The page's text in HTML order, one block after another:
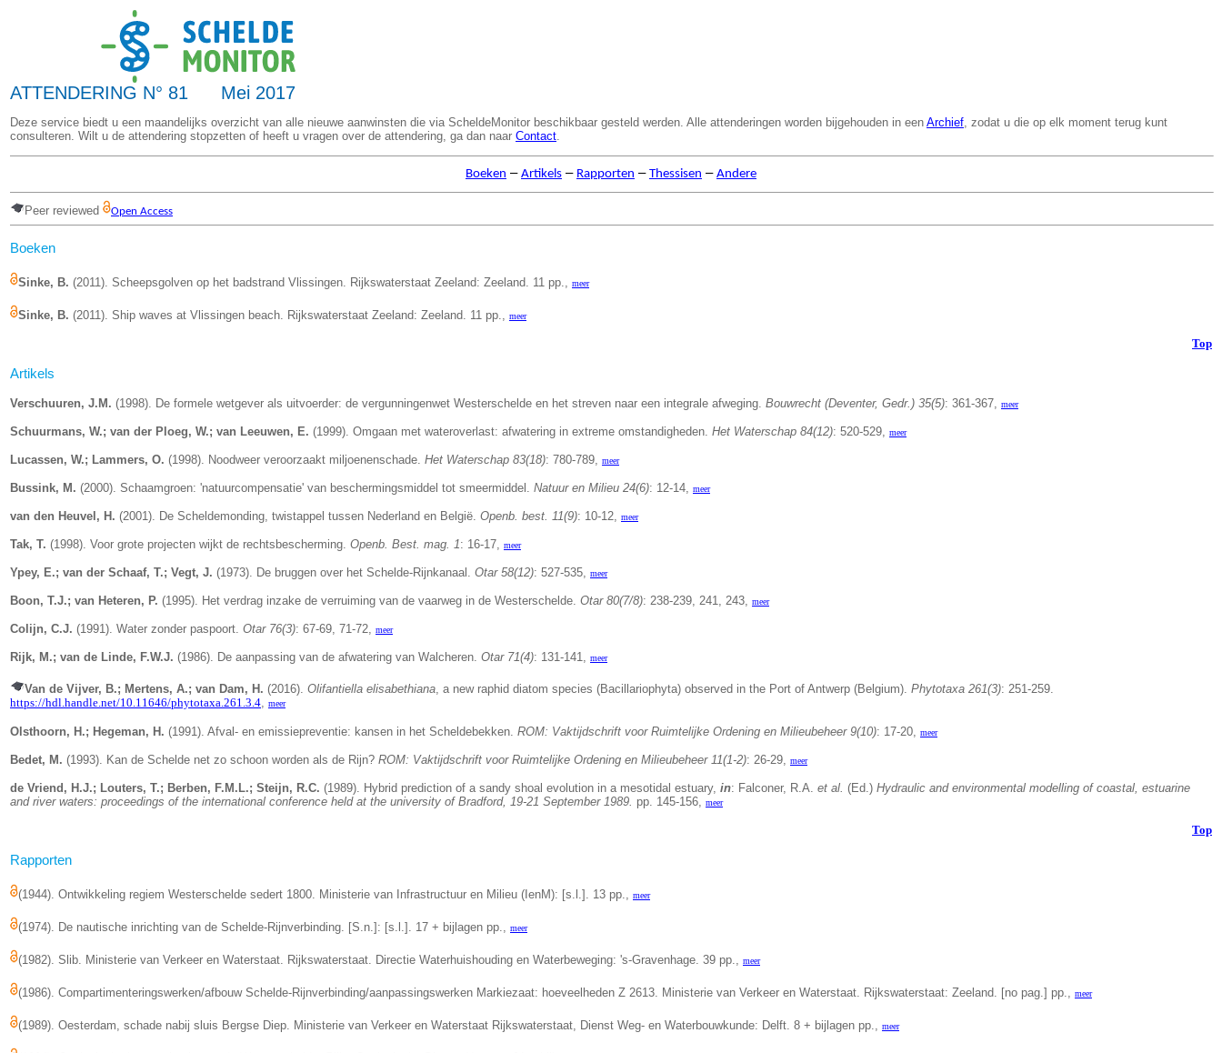
ATTENDERING N° 81 Mei 2017
Deze service biedt u een maandelijks overzicht van alle nieuwe aanwinsten die via ScheldeMonitor beschikbaar gesteld werden. Alle attenderingen worden bijgehouden in een Archief, zodat u die op elk moment terug kunt
consulteren. Wilt u de attendering stopzetten of heeft u vragen over de attendering, ga dan naar Contact.
Boeken – Artikels – Rapporten – Thessisen – Andere
Peer reviewed Open Access
Boeken
Sinke, B. (2011). Scheepsgolven op het badstrand Vlissingen. Rijkswaterstaat Zeeland: Zeeland. 11 pp., meer
Sinke, B. (2011). Ship waves at Vlissingen beach. Rijkswaterstaat Zeeland: Zeeland. 11 pp., meer
Top
Artikels
Verschuuren, J.M. (1998). De formele wetgever als uitvoerder: de vergunningenwet Westerschelde en het streven naar een integrale afweging. Bouwrecht (Deventer, Gedr.) 35(5): 361-367, meer
Schuurmans, W.; van der Ploeg, W.; van Leeuwen, E. (1999). Omgaan met wateroverlast: afwatering in extreme omstandigheden. Het Waterschap 84(12): 520-529, meer
Lucassen, W.; Lammers, O. (1998). Noodweer veroorzaakt miljoenenschade. Het Waterschap 83(18): 780-789, meer
Bussink, M. (2000). Schaamgroen: 'natuurcompensatie' van beschermingsmiddel tot smeermiddel. Natuur en Milieu 24(6): 12-14, meer
van den Heuvel, H. (2001). De Scheldemonding, twistappel tussen Nederland en België. Openb. best. 11(9): 10-12, meer
Tak, T. (1998). Voor grote projecten wijkt de rechtsbescherming. Openb. Best. mag. 1: 16-17, meer
Ypey, E.; van der Schaaf, T.; Vegt, J. (1973). De bruggen over het Schelde-Rijnkanaal. Otar 58(12): 527-535, meer
Boon, T.J.; van Heteren, P. (1995). Het verdrag inzake de verruiming van de vaarweg in de Westerschelde. Otar 80(7/8): 238-239, 241, 243, meer
Colijn, C.J. (1991). Water zonder paspoort. Otar 76(3): 67-69, 71-72, meer
Rijk, M.; van de Linde, F.W.J. (1986). De aanpassing van de afwatering van Walcheren. Otar 71(4): 131-141, meer
Van de Vijver, B.; Mertens, A.; van Dam, H. (2016). Olifantiella elisabethiana, a new raphid diatom species (Bacillariophyta) observed in the Port of Antwerp (Belgium). Phytotaxa 261(3): 251-259.
https://hdl.handle.net/10.11646/phytotaxa.261.3.4, meer
Olsthoorn, H.; Hegeman, H. (1991). Afval- en emissiepreventie: kansen in het Scheldebekken. ROM: Vaktijdschrift voor Ruimtelijke Ordening en Milieubeheer 9(10): 17-20, meer
Bedet, M. (1993). Kan de Schelde net zo schoon worden als de Rijn? ROM: Vaktijdschrift voor Ruimtelijke Ordening en Milieubeheer 11(1-2): 26-29, meer
de Vriend, H.J.; Louters, T.; Berben, F.M.L.; Steijn, R.C. (1989). Hybrid prediction of a sandy shoal evolution in a mesotidal estuary, in: Falconer, R.A. et al. (Ed.) Hydraulic and environmental modelling of coastal, estuarine
and river waters: proceedings of the international conference held at the university of Bradford, 19-21 September 1989. pp. 145-156, meer
Top
Rapporten
(1944). Ontwikkeling regiem Westerschelde sedert 1800. Ministerie van Infrastructuur en Milieu (IenM): [s.l.]. 13 pp., meer
(1974). De nautische inrichting van de Schelde-Rijnverbinding. [S.n.]: [s.l.]. 17 + bijlagen pp., meer
(1982). Slib. Ministerie van Verkeer en Waterstaat. Rijkswaterstaat. Directie Waterhuishouding en Waterbeweging: 's-Gravenhage. 39 pp., meer
(1986). Compartimenteringswerken/afbouw Schelde-Rijnverbinding/aanpassingswerken Markiezaat: hoeveelheden Z 2613. Ministerie van Verkeer en Waterstaat. Rijkswaterstaat: Zeeland. [no pag.] pp., meer
(1989). Oesterdam, schade nabij sluis Bergse Diep. Ministerie van Verkeer en Waterstaat Rijkswaterstaat, Dienst Weg- en Waterbouwkunde: Delft. 8 + bijlagen pp., meer